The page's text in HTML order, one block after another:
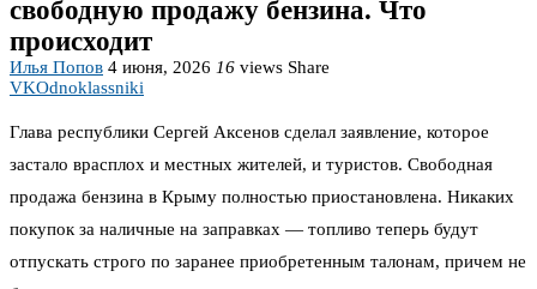
свободную продажу бензина. Что
происходит
Илья Попов 4 июня, 2026 16 views Share
VKOdnoklassniki
Глава республики Сергей Аксенов сделал заявление, которое
застало врасплох и местных жителей, и туристов. Свободная
продажа бензина в Крыму полностью приостановлена. Никаких
покупок за наличные на заправках — топливо теперь будут
отпускать строго по заранее приобретенным талонам, причем не